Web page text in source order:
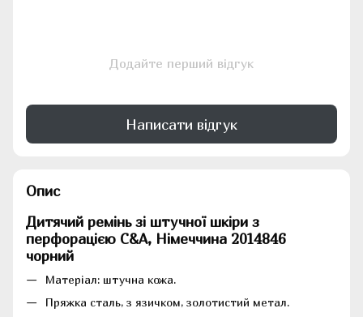
Додайте перший відгук
Написати відгук
Опис
Дитячий ремінь зі штучної шкіри з
перфорацією C&A, Німеччина 2014846
чорний
Матеріал: штучна кожа.
Пряжка сталь, з язичком, золотистий метал.